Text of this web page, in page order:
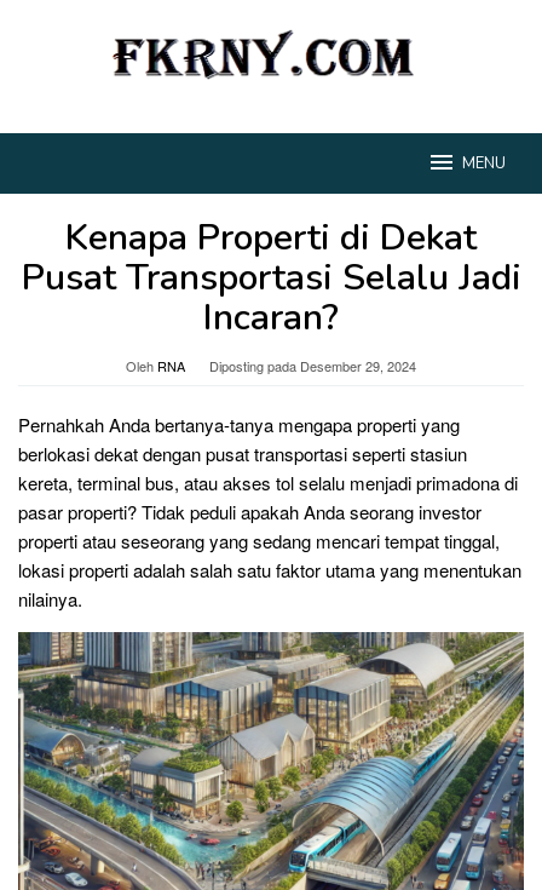
MENU
Kenapa Properti di Dekat
Pusat Transportasi Selalu Jadi
Incaran?
Oleh RNA Diposting pada Desember 29, 2024
Pernahkah Anda bertanya-tanya mengapa properti yang
berlokasi dekat dengan pusat transportasi seperti stasiun
kereta, terminal bus, atau akses tol selalu menjadi primadona di
pasar properti? Tidak peduli apakah Anda seorang investor
properti atau seseorang yang sedang mencari tempat tinggal,
lokasi properti adalah salah satu faktor utama yang menentukan
nilainya.